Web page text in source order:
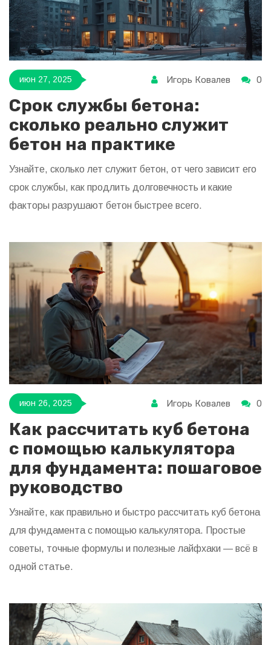
июн 27, 2025 Игорь Ковалев 0
Срок службы бетона:
сколько реально служит
бетон на практике
Узнайте, сколько лет служит бетон, от чего зависит его
срок службы, как продлить долговечность и какие
факторы разрушают бетон быстрее всего.
июн 26, 2025 Игорь Ковалев 0
Как рассчитать куб бетона
с помощью калькулятора
для фундамента: пошаговое
руководство
Узнайте, как правильно и быстро рассчитать куб бетона
для фундамента с помощью калькулятора. Простые
советы, точные формулы и полезные лайфхаки — всё в
одной статье.